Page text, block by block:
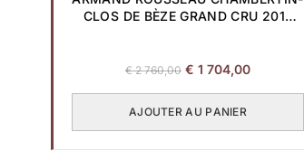
CLOS DE BÈZE GRAND CRU 2017
€2 760,00 Le
initial
€ 1 704,00Le
AJOUTER AU PANIER